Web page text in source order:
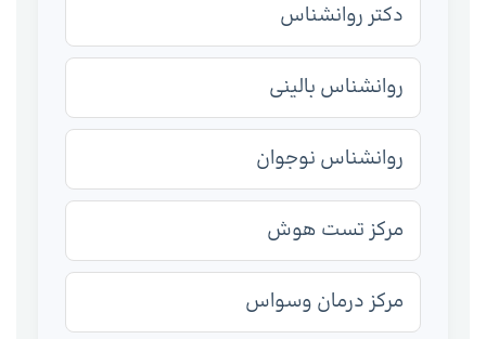
دکتر روانشناس
روانشناس بالینی
روانشناس نوجوان
مرکز تست هوش
مرکز درمان وسواس